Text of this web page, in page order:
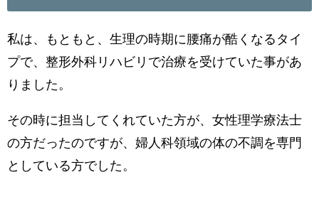
私は、もともと、生理の時期に腰痛が酷くなるタイ
プで、整形外科リハビリで治療を受けていた事があ
りました。
その時に担当してくれていた方が、女性理学療法士
の方だったのですが、婦人科領域の体の不調を専門
としている方でした。